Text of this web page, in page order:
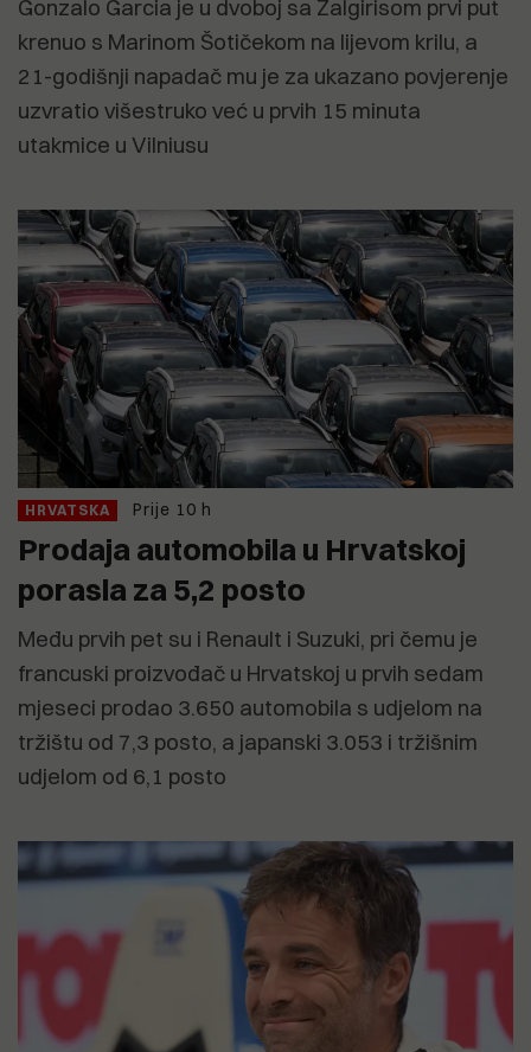
Gonzalo Garcia je u dvoboj sa Žalgirisom prvi put
krenuo s Marinom Šotičekom na lijevom krilu, a
21-godišnji napadač mu je za ukazano povjerenje
uzvratio višestruko već u prvih 15 minuta
utakmice u Vilniusu
HRVATSKA Prije 10 h
Prodaja automobila u Hrvatskoj
porasla za 5,2 posto
Među prvih pet su i Renault i Suzuki, pri čemu je
francuski proizvođač u Hrvatskoj u prvih sedam
mjeseci prodao 3.650 automobila s udjelom na
tržištu od 7,3 posto, a japanski 3.053 i tržišnim
udjelom od 6,1 posto